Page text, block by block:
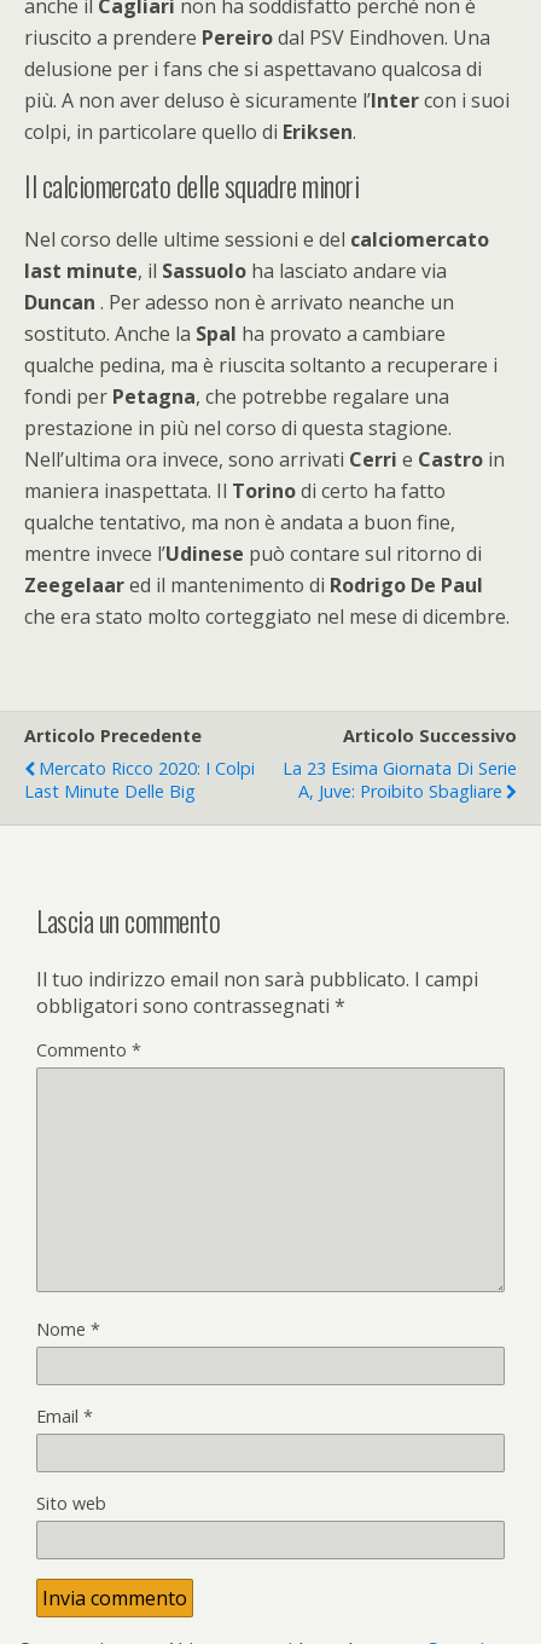
anche il Cagliari non ha soddisfatto perché non è
riuscito a prendere Pereirodal PSV Eindhoven. Una
delusione per i fans che si aspettavano qualcosa di
più. A non aver deluso è sicuramente l’Intercon i suoi
colpi, in particolare quello di Eriksen.
Il calciomercato delle squadre minori
Nel corso delle ultime sessioni e del calciomercato
last minute, il Sassuolo ha lasciato andare via
Duncan . Per adesso non è arrivato neanche un
sostituto. Anche la Spal ha provato a cambiare
qualche pedina, ma è riuscita soltanto a recuperare i
fondi per Petagna, che potrebbe regalare una
prestazione in più nel corso di questa stagione.
Nell’ultima ora invece, sono arrivati Cerri e Castro in
maniera inaspettata. Il Torinodi certo ha fatto
qualche tentativo, ma non è andata a buon fine,
mentre invece l’Udinese può contare sul ritorno di
Zeegelaared il mantenimento di Rodrigo De Paul
che era stato molto corteggiato nel mese di dicembre.
Articolo Precedente
Mercato Ricco 2020: I Colpi
Last Minute Delle Big
Articolo Successivo
La 23 Esima Giornata Di Serie
A, Juve: Proibito Sbagliare
Lascia un commento
Il tuo indirizzo email non sarà pubblicato. I campi
obbligatori sono contrassegnati *
Commento *
Nome *
Email *
Sito web